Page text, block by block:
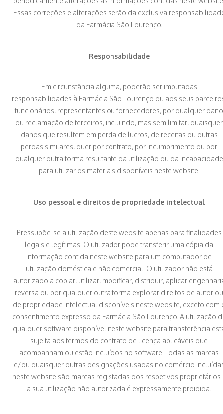
Essas correções e alterações serão da exclusiva
da Farmácia São Lourenço.
Responsabilidade
Em circunstância alguma, poderão ser imputadas
responsabilidades à Farmácia São Lourenço ou aos seus
funcionários, representantes ou fornecedores, por qualquer dano
ou reclamação de terceiros, incluindo, mas sem limitar, quaisquer
danos que resultem em perda de lucros, de receitas ou outras
perdas similares, quer por contrato, por incumprimento ou por
qualquer outra forma resultante da utilização ou da incapacidade
para utilizar os materiais disponíveis neste website.
Uso pessoal e direitos de propriedade intelectual
Pressupõe-se a utilização deste website apenas para finalidades
legais e legítimas. O utilizador pode transferir uma cópia da
informação contida neste website para um computador de
utilização doméstica e não comercial. O utilizador não está
autorizado a copiar, utilizar, modificar, distribuir, aplicar
reversa ou por qualquer outra forma explorar direitos de autor ou
de propriedade intelectual disponíveis neste website, exceto com
consentimento expresso da Farmácia São Lourenço. A utilização
qualquer software disponível neste website para transferência
sujeita aos termos do contrato de licença aplicáveis que
acompanham ou estão incluídos no software. Todas as marcas
e/ou quaisquer outras designações usadas no comércio
neste website são marcas registadas dos respetivos proprietários
a sua utilização não autorizada é expressamente proibida.